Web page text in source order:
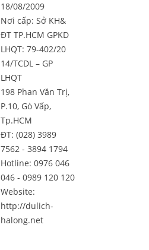
18/08/2009
Nơi cấp: Sở KH&
ĐT TP.HCM GPKD
LHQT: 79-402/20
14/TCDL – GP
LHQT
198 Phan Văn Trị,
P.10, Gò Vấp,
Tp.HCM
ĐT: (028) 3989
7562 - 3894 1794
Hotline: 0976 046
046 - 0989 120 120
Website:
http://dulich-
halong.net